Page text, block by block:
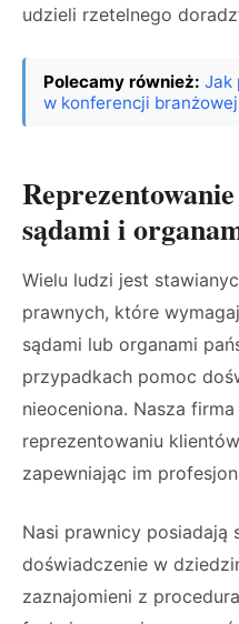
udzieli rzetelnego
Polecamy również: Jak
w konferencji branżowej
sądami i
Wielu ludzi jest
prawnych, które
sądami lub organami
przypadkach pomoc
nieoceniona. Nasza
reprezentowaniu
zapewniając im
Nasi prawnicy posiadają
doświadczenie w
zaznajomieni z